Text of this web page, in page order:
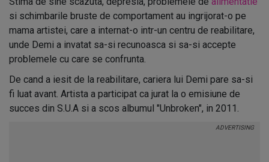
si schimbarile bruste de comportament au ingrijorat-o pe
mama artistei, care a internat-o intr-un centru de reabilitare,
unde Demi a invatat sa-si recunoasca si sa-si accepte
problemele cu care se confrunta.
De cand a iesit de la reabilitare, cariera lui Demi pare sa-si
fi luat avant. Artista a participat ca jurat la o emisiune de
succes din S.U.A si a scos albumul "Unbroken", in 2011.